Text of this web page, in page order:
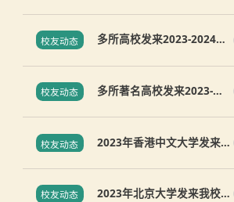
校友动态
多所高校发来2023-2024学
校友动态
多所著名高校发来2023-
校友动态
2023年香港中文大学发来我
校友动态
2023年北京大学发来我校毕